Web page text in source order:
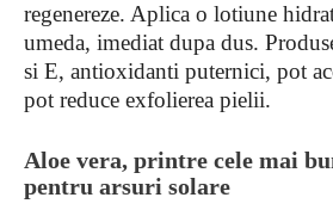
regenereze. Aplica o lotiune
umeda, imediat dupa dus.
si E, antioxidanti puternici, pot
pot reduce exfolierea pielii.
Aloe vera, printre cele mai
pentru arsuri solare